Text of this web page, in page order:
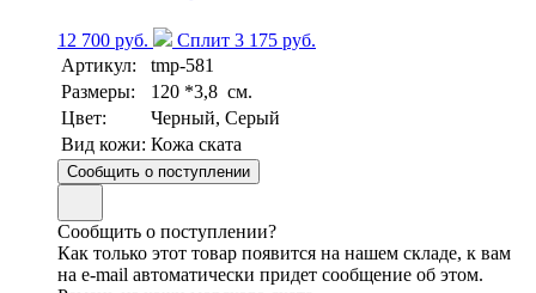
12 700 руб.
Сплит 3 175 руб.
Артикул:
tmp-581
Размеры:
120 *3,8 см.
Цвет:
Черный, Серый
Вид кожи: Кожа ската
Сообщить о поступлении
Сообщить о поступлении?
Как только этот товар появится на нашем складе, к вам
на e-mail автоматически придет сообщение об этом.